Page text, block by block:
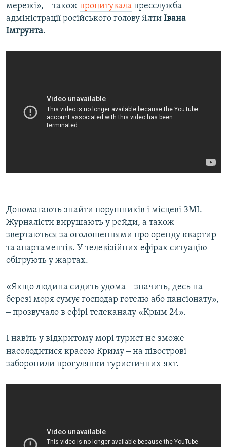
мережі», ‒ також процитувала пресслужба
адміністрації російського голову Ялти Івана
Імгрунта.
Допомагають знайти порушників і місцеві ЗМІ.
Журналісти вирушають у рейди, а також
звертаються за оголошеннями про оренду квартир
та апартаментів. У телевізійних ефірах ситуацію
обігрують у жартах.
«Якщо людина сидить удома ‒ значить, десь на
березі моря сумує господар готелю або пансіонату»,
‒ прозвучало в ефірі телеканалу «Крым 24».
І навіть у відкритому морі турист не зможе
насолодитися красою Криму ‒ на півострові
заборонили прогулянки туристичних яхт.